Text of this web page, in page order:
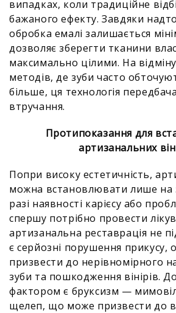
випадках, коли традиційне
бажаного ефекту. Завдяки
обробка емалі залишається
дозволяє зберегти тканини
максимально цілими. На
методів, де зуби часто
більше, ця технологія
втручання.
Протипоказання для
артизанальних
Попри високу естетичність,
можна встановлювати лише на
разі наявності карієсу або
спершу потрібно провести
артизанальна реставрація не
є серйозні порушення прикусу,
призвести до нерівномірного
зуби та пошкодження вінірів.
фактором є бруксизм —
щелеп, що може призвести до